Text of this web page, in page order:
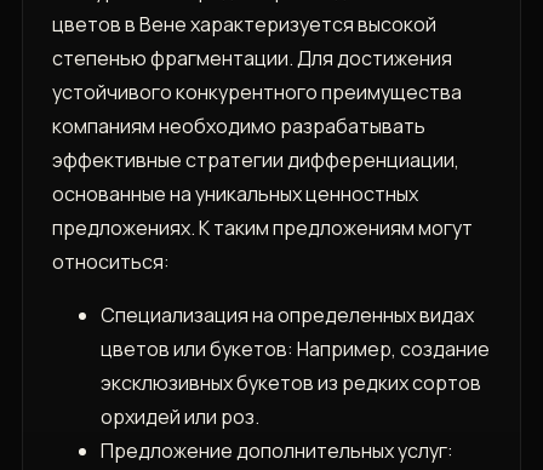
цветов в Вене характеризуется высокой
степенью фрагментации. Для достижения
устойчивого конкурентного преимущества
компаниям необходимо разрабатывать
эффективные стратегии дифференциации,
основанные на уникальных ценностных
предложениях. К таким предложениям могут
относиться:
Специализация на определенных видах
цветов или букетов: Например, создание
эксклюзивных букетов из редких сортов
орхидей или роз.
Предложение дополнительных услуг: